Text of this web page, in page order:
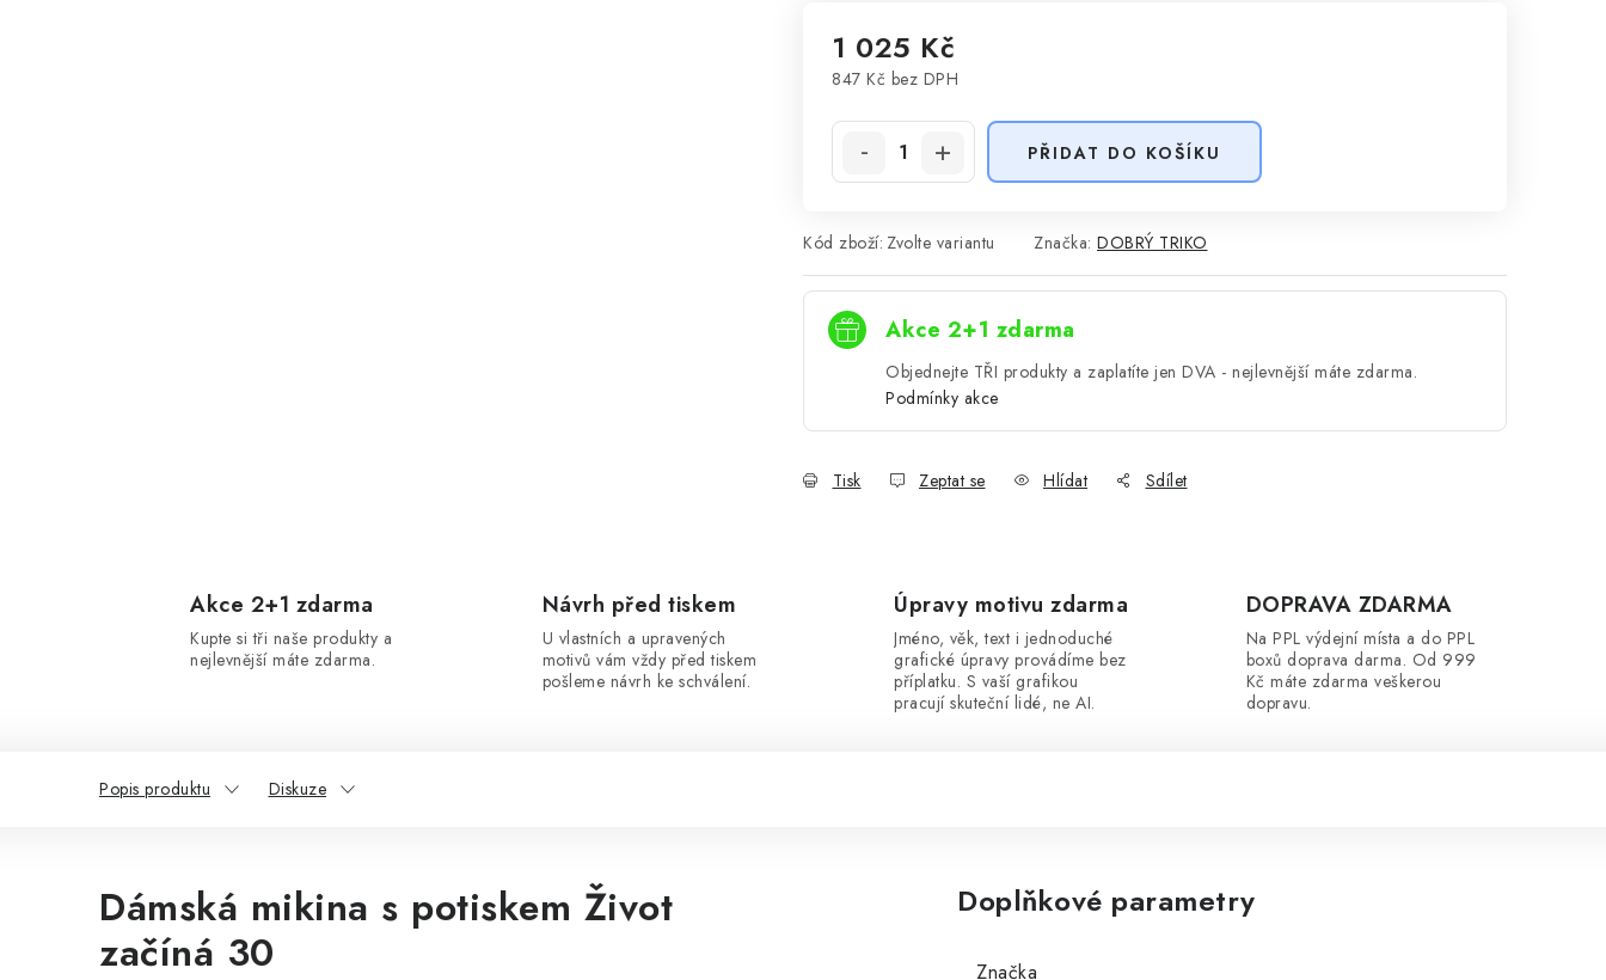
1 025 Kč
847 Kč bez DPH
PŘIDAT DO KOŠÍKU
Kód zboží: Zvolte variantu Značka: DOBRÝ TRIKO
Akce 2+1 zdarma
Objednejte TŘI produkty a zaplatíte jen DVA - nejlevnější máte zdarma.
Podmínky akce
Tisk Zeptat se Hlídat Sdílet
Akce 2+1 zdarma
Kupte si tři naše produkty a
nejlevnější máte zdarma.
Návrh před tiskem
U vlastních a upravených
motivů vám vždy před tiskem
pošleme návrh ke schválení.
Úpravy motivu zdarma
Jméno, věk, text i jednoduché
grafické úpravy provádíme bez
příplatku. S vaší grafikou
pracují skuteční lidé, ne AI.
DOPRAVA ZDARMA
Na PPL výdejní místa a do PPL
boxů doprava darma. Od 999
Kč máte zdarma veškerou
dopravu.
Popis produktu Diskuze
Dámská mikina s potiskem Život
začíná 30
Doplňkové parametry
Značka